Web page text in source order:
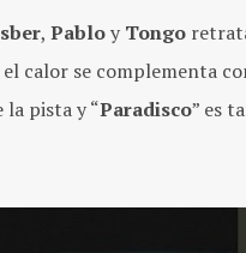
, Pabloy Tongo
calor se complementa
pista y “Paradisco” es